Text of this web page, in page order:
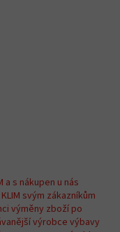
a s nákupen u nás
svým zákazníkům
výměny zboží po
výrobce výbavy